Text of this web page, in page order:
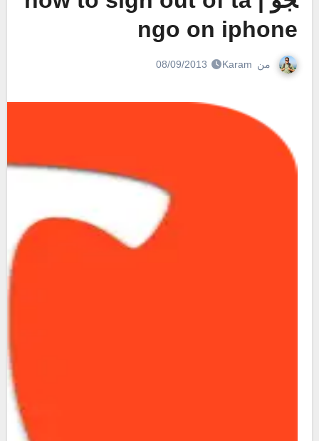
ngo on iphone
من Karam
08/09/2013